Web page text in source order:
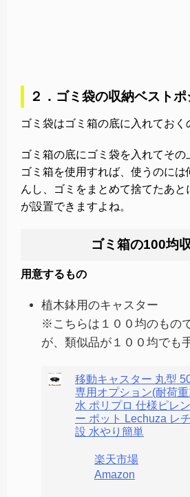
２．ゴミ袋の収納ベスト
ゴミ袋はゴミ箱の底に入れておく
ゴミ箱の底にゴミ袋を入れてその
ゴミ箱を使用すれば、使うのに
んし、ゴミをまとめて捨てたあ
が設置できますよね。
ゴミ箱の100均
用意するもの
植木鉢用のキャスター
※こちらは１００均のもの
が、類似品が１００均でも
移動キャスター 丸型
専用オプション(耐荷
水 ポリプロ 仕様ピレ
ー ポット Lechuza レ
設 水やり簡単
楽天市場
Amazon